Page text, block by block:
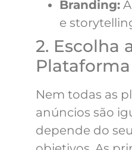
Branding:
e
2. Escolha
Nem todas as
anúncios são
depende do